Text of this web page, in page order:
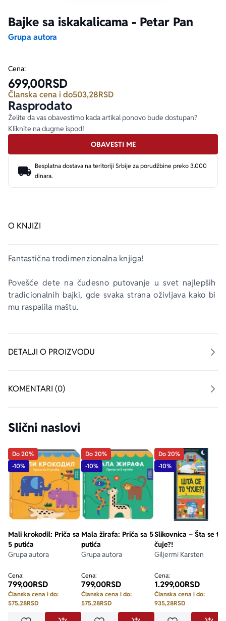
Bajke sa iskakalicama - Petar Pan
Grupa autora
O KNJIZI
Fantastična trodimenzionalna knjiga!
Povešće dete na čudesno putovanje u svet najlepših
tradicionalnih bajki, gde svaka strana oživljava kako bi
mu raspalila maštu.
DETALJI O PROIZVODU
KOMENTARI (0)
Cena:
699,00RSD
Članska cena i do503,28RSD
Rasprodato
Želite da vas obavestimo kada artikal ponovo bude dostupan?
Kliknite na dugme ispod!
OBAVESTI ME
Besplatna dostava na teritoriji Srbije za porudžbine preko 3.000
dinara.
Slični naslovi
Do 20%
-10%
Mali krokodil: Priča sa
5 putića
Grupa autora
Cena:
799,00RSD
Članska cena i do:
575,28RSD
Do 20%
-10%
Mala žirafa: Priča sa 5
putića
Grupa autora
Cena:
799,00RSD
Članska cena i do:
575,28RSD
Do 20%
-10%
Slikovnica – Šta se to
čuje?!
Giljermi Karsten
Cena:
1.299,00RSD
Članska cena i do:
935,28RSD
Ekranizovane knjige
E-knjige
Autori
Poezija
Biografija
Bojan Ljubenović
Milica Jakovljević Mir-Jam
Peter Handke
Elif Šafak